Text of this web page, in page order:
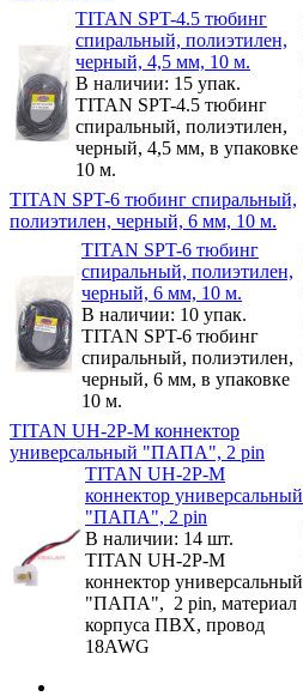
TITAN SPT-4.5 тюбинг
спиральный, полиэтилен,
черный, 4,5 мм, 10 м.
В наличии: 15 упак.
TITAN SPT-4.5 тюбинг
спиральный, полиэтилен,
черный, 4,5 мм, в упаковке
10 м.
TITAN SPT-6 тюбинг спиральный,
полиэтилен, черный, 6 мм, 10 м.
TITAN SPT-6 тюбинг
спиральный, полиэтилен,
черный, 6 мм, 10 м.
В наличии: 10 упак.
TITAN SPT-6 тюбинг
спиральный, полиэтилен,
черный, 6 мм, в упаковке
10 м.
TITAN UH-2P-M коннектор
универсальный "ПАПА", 2 pin
TITAN UH-2P-M
коннектор универсальный
"ПАПА", 2 pin
В наличии: 14 шт.
TITAN UH-2P-M
коннектор универсальный
"ПАПА", 2 pin, материал
корпуса ПВХ, провод
18AWG